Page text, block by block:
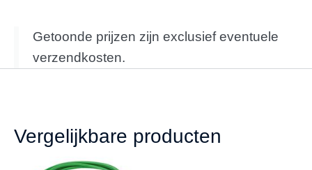
Getoonde prijzen zijn exclusief eventuele
verzendkosten.
Vergelijkbare producten